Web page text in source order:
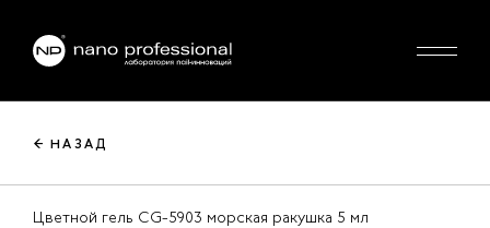
← НАЗАД
Цветной гель CG-5903 морская ракушка 5 мл